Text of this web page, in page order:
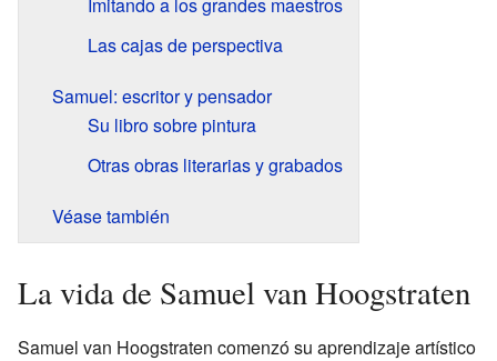
Las cajas de perspectiva
Samuel: escritor y pensador
Su libro sobre pintura
Otras obras literarias y grabados
Véase también
La vida de Samuel van Hoogstraten
Samuel van Hoogstraten comenzó su aprendizaje artístico